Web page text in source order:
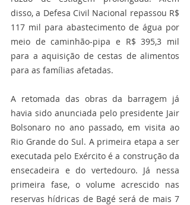
disso, a Defesa Civil Nacional repassou R$
117 mil para abastecimento de água por
meio de caminhão-pipa e R$ 395,3 mil
para a aquisição de cestas de alimentos
para as famílias afetadas.
A retomada das obras da barragem já
havia sido anunciada pelo presidente Jair
Bolsonaro no ano passado, em visita ao
Rio Grande do Sul. A primeira etapa a ser
executada pelo Exército é a construção da
ensecadeira e do vertedouro. Já nessa
primeira fase, o volume acrescido nas
reservas hídricas de Bagé será de mais 7